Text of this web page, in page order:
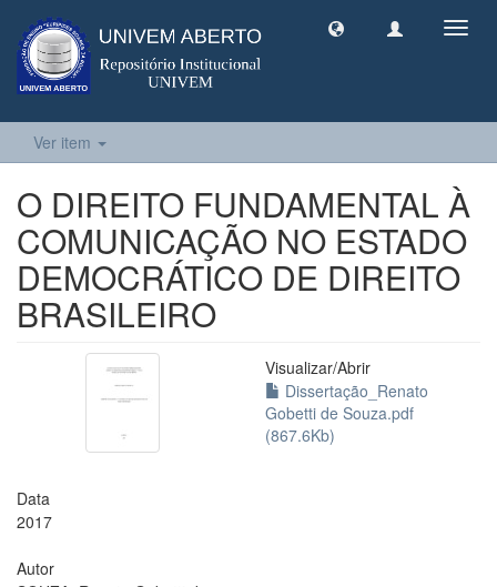
Ver item
O DIREITO FUNDAMENTAL À
COMUNICAÇÃO NO ESTADO
DEMOCRÁTICO DE DIREITO
BRASILEIRO
Visualizar/Abrir
Dissertação_Renato
Gobetti de Souza.pdf
(867.6Kb)
Data
2017
Autor